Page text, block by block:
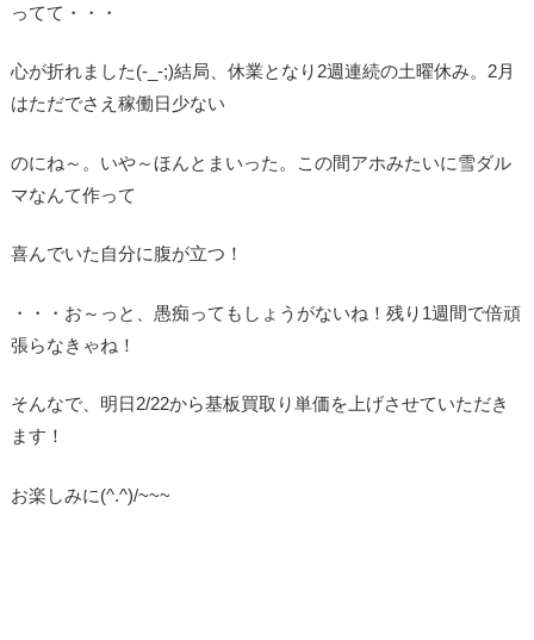
ってて・・・
心が折れました(-_-;)結局、休業となり2週連続の土曜休み。2月
はただでさえ稼働日少ない
のにね～。いや～ほんとまいった。この間アホみたいに雪ダル
マなんて作って
喜んでいた自分に腹が立つ！
・・・お～っと、愚痴ってもしょうがないね！残り1週間で倍頑
張らなきゃね！
そんなで、明日2/22から基板買取り単価を上げさせていただき
ます！
お楽しみに(^.^)/~~~